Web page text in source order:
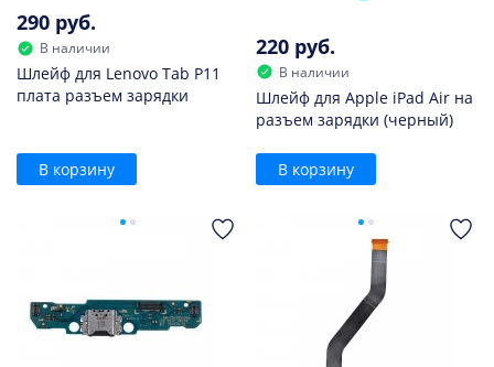
290 руб.
В наличии
Шлейф для Lenovo Tab P11
плата разъем зарядки
В корзину
220 руб.
В наличии
Шлейф для Apple iPad Air на
разъем зарядки (черный)
В корзину